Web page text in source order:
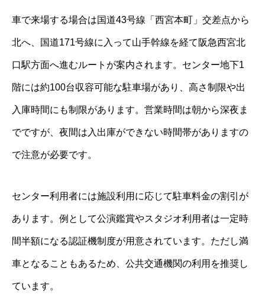
車で来場する場合は国道43号線「西宮本町」交差点から
北へ、国道171号線に入って山手幹線を経て阪急西宮北
口駅方面へ進むルートが案内されます。センター地下1
階には約100台収容可能な駐車場があり、高さ制限や出
入庫時間にも制限があります。営業時間は朝から深夜ま
でですが、夜間は入出庫ができない時間帯がありますの
で注意が必要です。
センター利用者には施設利用に応じて駐車料金の割引が
あります。例として公演鑑賞やスタジオ利用者は一定時
間半額になる認証機制度が用意されています。ただし満
車となることもあるため、公共交通機関の利用を推奨し
ています。